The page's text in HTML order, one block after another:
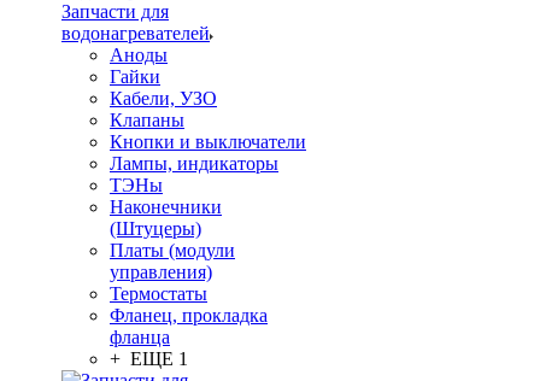
Запчасти для
водонагревателей
Аноды
Гайки
Кабели, УЗО
Клапаны
Кнопки и выключатели
Лампы, индикаторы
ТЭНы
Наконечники
(Штуцеры)
Платы (модули
управления)
Термостаты
Фланец, прокладка
фланца
+ ЕЩЕ 1